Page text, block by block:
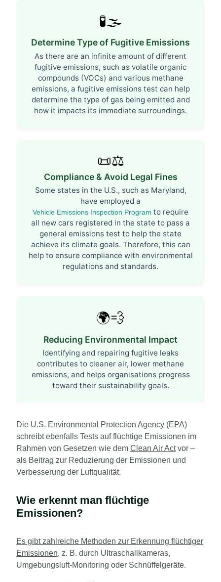
🧪🌫️
Determine Type of Fugitive Emissions
As there are an infinite amount of different
fugitive emissions, such as volatile organic
compounds (VOCs) and various methane
emissions, a fugitive emissions test can help
determine the type of gas being emitted and
how it impacts its immediate surroundings.
📜⚖️
Compliance & Avoid Legal Fines
Some states in the U.S., such as Maryland,
have employed a
Vehicle Emissions Inspection Program to require
all new cars registered in the state to pass a
general emissions test to help the state
achieve its climate goals. Therefore, this can
help to ensure compliance with environmental
regulations and standards.
🌍💨
Reducing Environmental Impact
Identifying and repairing fugitive leaks
contributes to cleaner air, lower methane
emissions, and helps organisations progress
toward their sustainability goals.
Die U.S. Environmental Protection Agency (EPA)
schreibt ebenfalls Tests auf flüchtige Emissionen im
Rahmen von Gesetzen wie dem Clean Air Actvor –
als Beitrag zur Reduzierung der Emissionen und
Verbesserung der Luftqualität.
Wie erkennt man flüchtige
Emissionen?
Es gibt zahlreiche Methoden zur Erkennung flüchtiger
Emissionen, z. B. durch Ultraschallkameras,
Umgebungsluft-Monitoring oder Schnüffelgeräte.